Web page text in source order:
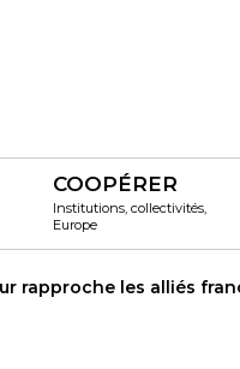
COOPÉRER
Institutions, collectivités,
Europe
rapproche les alliés